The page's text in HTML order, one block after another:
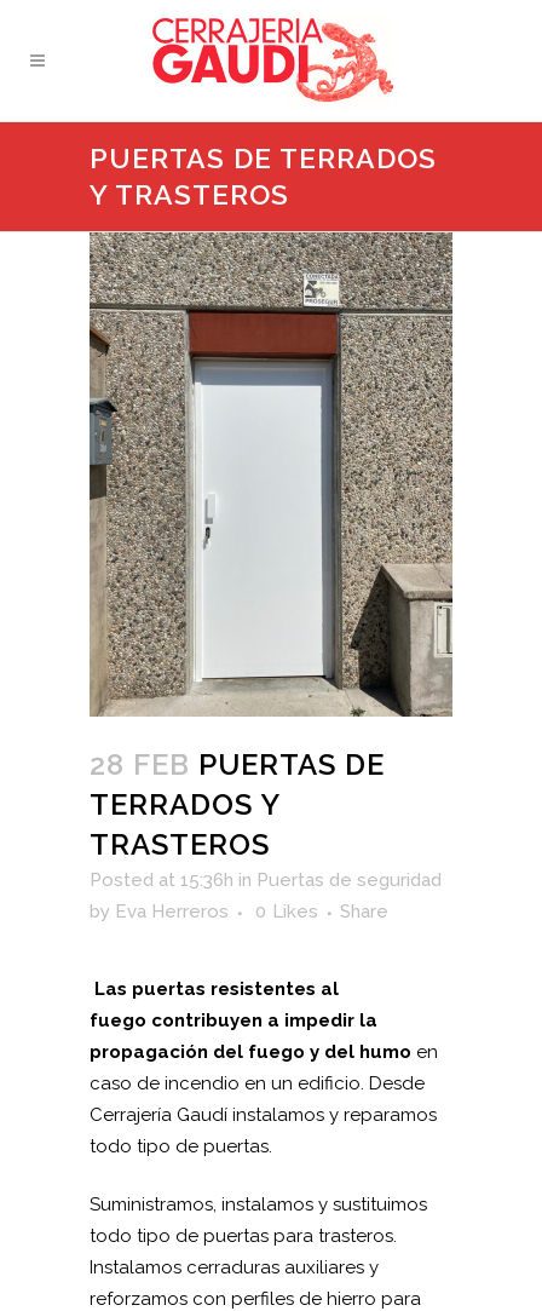
PUERTAS DE TERRADOS
Y TRASTEROS
28 FEB PUERTAS DE
TERRADOS Y
TRASTEROS
Posted at 15:36h in Puertas de seguridad
by Eva Herreros 0 Likes Share
Las puertas resistentes al
fuego contribuyen a impedir la
propagación del fuego y del humo en
caso de incendio en un edificio. Desde
Cerrajería Gaudí instalamos y reparamos
todo tipo de puertas.
Suministramos, instalamos y sustituimos
todo tipo de puertas para trasteros.
Instalamos cerraduras auxiliares y
reforzamos con perfiles de hierro para